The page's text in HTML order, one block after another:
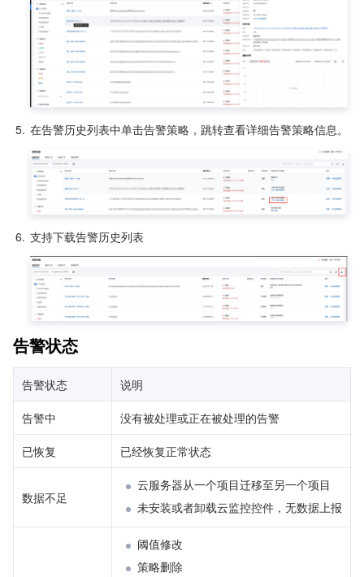
5. 在告警历史列表中单击告警策略，跳转查看详细告警策略信息。
6. 支持下载告警历史列表
告警状态
告警状态 说明
告警中 没有被处理或正在被处理的告警
已恢复 已经恢复正常状态
数据不足
云服务器从一个项目迁移至另一个项目
未安装或者卸载云监控控件，无数据上报
阈值修改
策略删除